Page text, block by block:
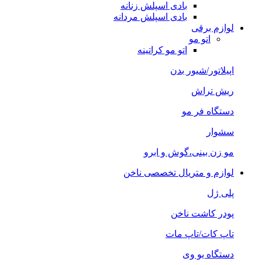
بادی اسپلش زنانه
بادی اسپلش مردانه
لوازم برقی
اتو مو
اتو مو کراتینه
اپیلاتور/شیور بدن
ریش تراش
دستگاه فر مو
سشوار
مو زن بینی،گوش و ابرو
لوازم و متریال تخصصی ناخن
پلی ژل
پودر کاشت ناخن
تاپ کات/تاپ مات
دستگاه یو وی